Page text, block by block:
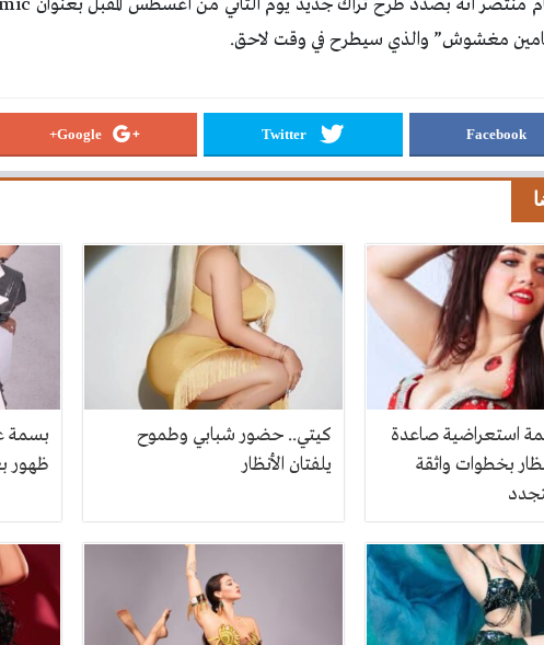
مغشوش” والذي سيطرح في وقت لاحق.
Facebook
Twitter
Google+
استعراضية صاعدة
بخطوات واثقة
كيتي.. حضور شبابي وطموح
يلفتان الأنظار
بسمة
ظهور